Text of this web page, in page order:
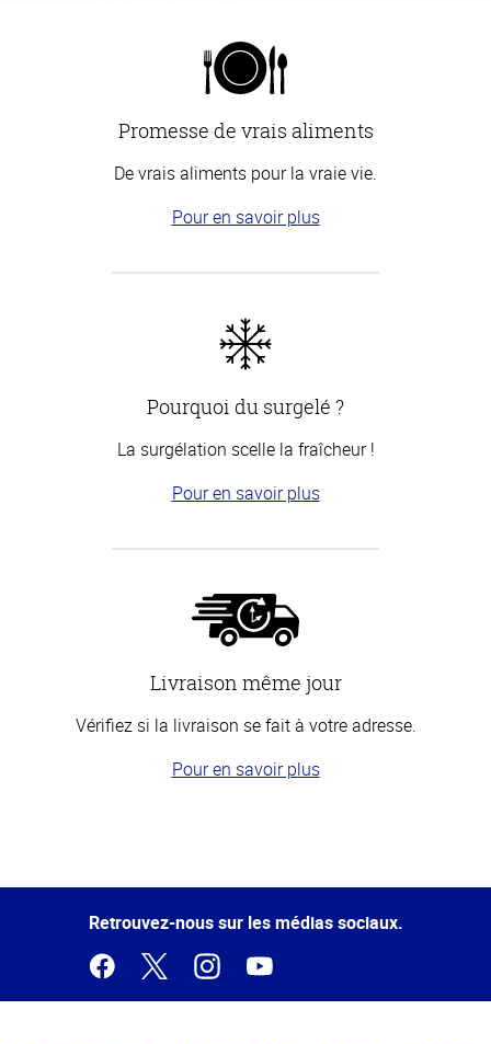
Promesse de vrais aliments
De vrais aliments pour la vraie vie.
Pour en savoir plus
Pourquoi du surgelé ?
La surgélation scelle la fraîcheur !
Pour en savoir plus
Livraison même jour
Vérifiez si la livraison se fait à votre adresse.
Pour en savoir plus
de la
Retrouvez-nous sur les médias sociaux.